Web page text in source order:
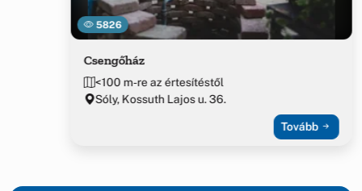
5826
Csengőház
<100 m-re az értesítéstől
Sóly, Kossuth Lajos u. 36.
Tovább